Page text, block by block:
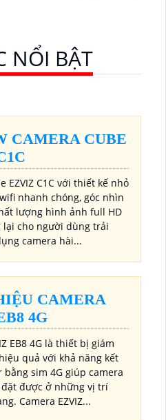
NỔI BẬT
CAMERA CUBE
EZVIZ C1C với thiết kế nhỏ
nhanh chóng, góc nhìn
lượng hình ảnh full HD
lại cho người dùng trải
camera hài...
CAMERA
4G
EB8 4G là thiết bị giám
quả với khả năng kết
bằng sim 4G giúp camera
được ở những vị trí
Camera EZVIZ...